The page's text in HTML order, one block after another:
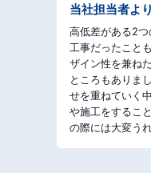
当社担当者より
高低差がある2
工事だったこと
ザイン性を兼ね
ところもありま
せを重ねていく
や施工をするこ
の際には大変う